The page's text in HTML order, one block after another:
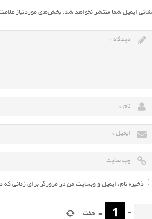
ایمیل شما منتشر نخواهد شد. بخش‌های موردنیاز
ذخیره نام، ایمیل و وبسایت من در مرورگر برای زمانی که
−
= هفت